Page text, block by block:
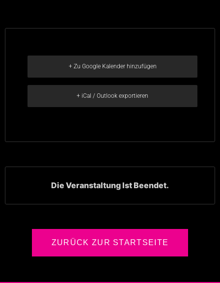
+ Zu Google Kalender hinzufügen
+ iCal / Outlook exportieren
Die Veranstaltung Ist Beendet.
ZURÜCK ZUR STARTSEITE